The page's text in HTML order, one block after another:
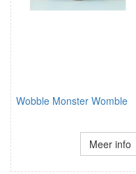
Wobble Monster Womble
Meer info